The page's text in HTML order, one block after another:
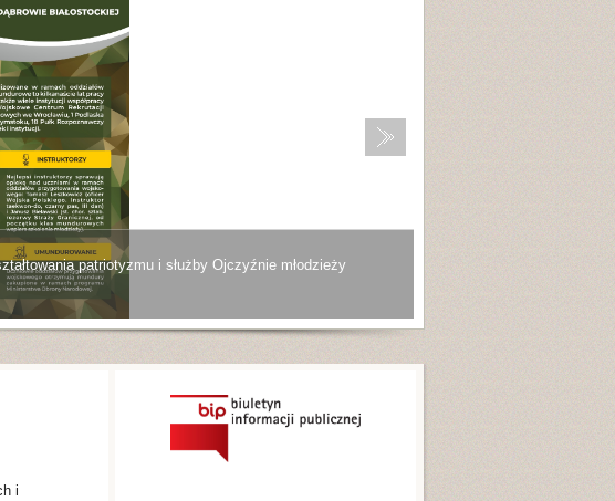
patriotyzmu i służby Ojczyźnie młodzieży
i